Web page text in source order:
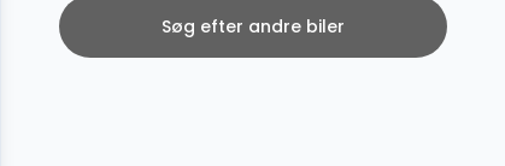
Søg efter andre biler